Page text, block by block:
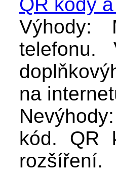
Výhody:
na
kód. QR
rozšíření.